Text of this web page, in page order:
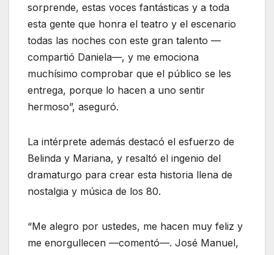
sorprende, estas voces fantásticas y a toda
esta gente que honra el teatro y el escenario
todas las noches con este gran talento —
compartió Daniela—, y me emociona
muchísimo comprobar que el público se les
entrega, porque lo hacen a uno sentir
hermoso”, aseguró.
La intérprete además destacó el esfuerzo de
Belinda y Mariana, y resaltó el ingenio del
dramaturgo para crear esta historia llena de
nostalgia y música de los 80.
“Me alegro por ustedes, me hacen muy feliz y
me enorgullecen —comentó—. José Manuel,